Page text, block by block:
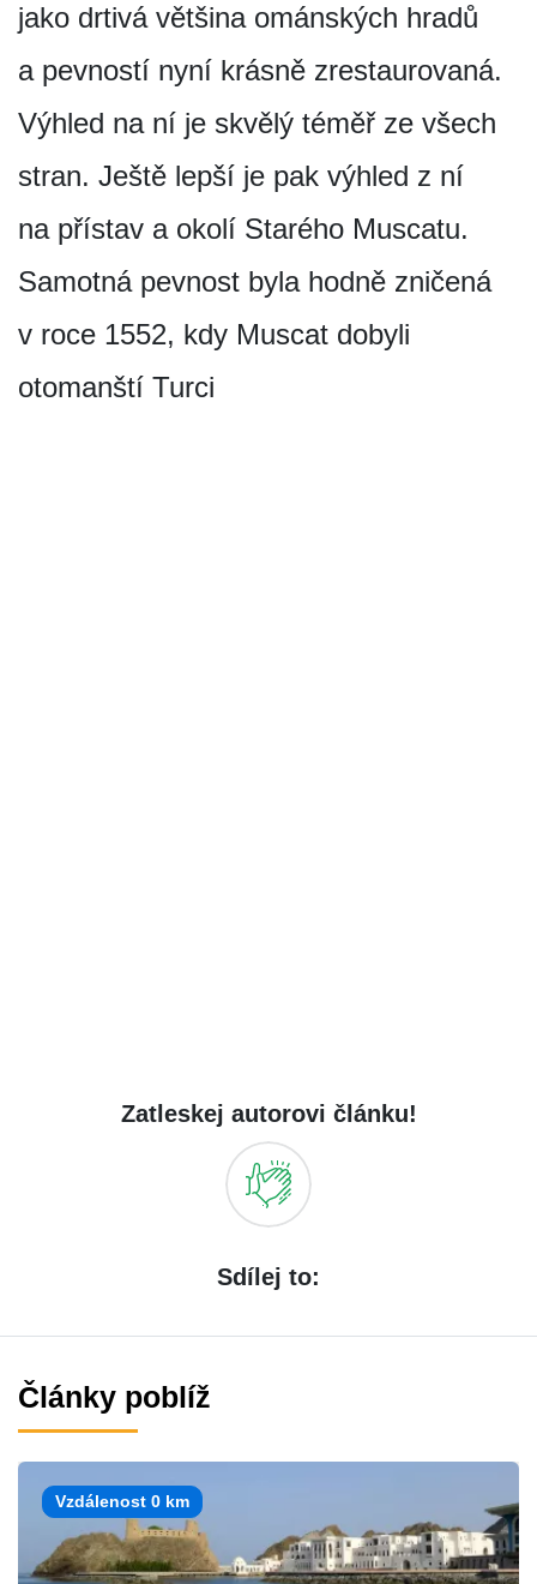
jako drtivá většina ománských hradů
a pevností nyní krásně zrestaurovaná.
Výhled na ní je skvělý téměř ze všech
stran. Ještě lepší je pak výhled z ní
na přístav a okolí Starého Muscatu.
Samotná pevnost byla hodně zničená
v roce 1552, kdy Muscat dobyli
otomanští Turci
Zatleskej autorovi článku!
Sdílej to:
Články poblíž
Vzdálenost 0 km